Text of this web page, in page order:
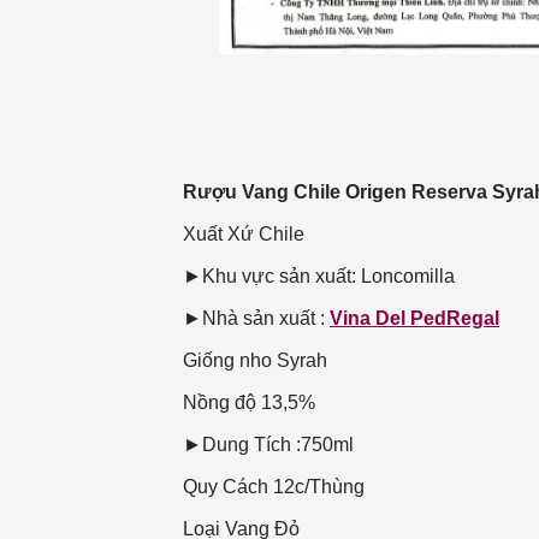
Rượu Vang Chile Origen Reserva
Xuất Xứ Chile
►Khu vực sản xuất: Loncomilla
►Nhà sản xuất : Vina Del PedRegal
Giống nho Syrah
Nồng độ 13,5%
►Dung Tích :750ml
Quy Cách 12c/Thùng
Loại Vang Đỏ